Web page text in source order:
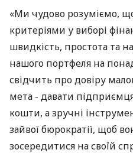
«Ми чудово розуміємо,
критеріями у виборі
швидкість, простота та
нашого портфеля на
свідчить про довіру
мета - давати
кошти, а зручні
зайвої бюрократії, щоб
зосередитися на своїй